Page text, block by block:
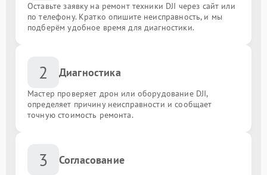
Оставьте заявку на ремонт техники DJI через сайт или
по телефону. Кратко опишите неисправность, и мы
подберём удобное время для диагностики.
2 Диагностика
Мастер проверяет дрон или оборудование DJI,
определяет причину неисправности и сообщает
точную стоимость ремонта.
3 Согласование